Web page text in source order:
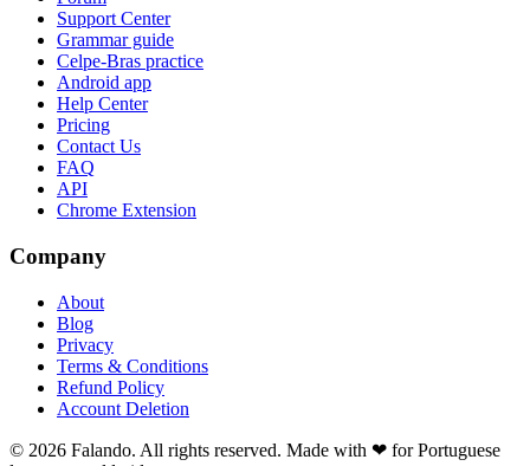
Support Center
Grammar guide
Celpe-Bras practice
Android app
Help Center
Pricing
Contact Us
FAQ
API
Chrome Extension
Company
About
Blog
Privacy
Terms & Conditions
Refund Policy
Account Deletion
© 2026 Falando. All rights reserved. Made with ❤ for Portuguese